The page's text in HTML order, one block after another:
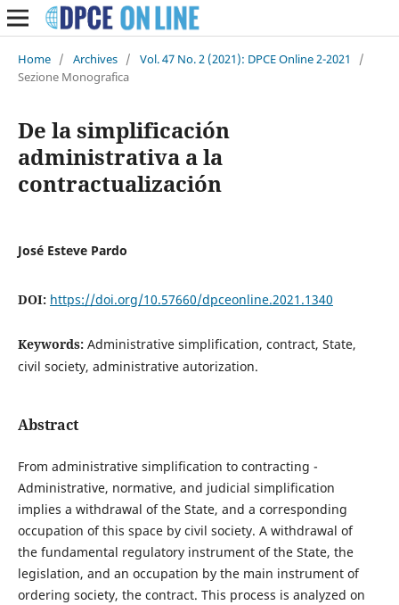
Home / Archives / Vol. 47 No. 2 (2021): DPCE Online 2-2021
/
Sezione Monografica
De la simplificación
administrativa a la
contractualización
José Esteve Pardo
DOI: https://doi.org/10.57660/dpceonline.2021.1340
Keywords: Administrative simplification, contract, State,
civil society, administrative autorization.
Abstract
From administrative simplification to contracting -
Administrative, normative, and judicial simplification
implies a withdrawal of the State, and a corresponding
occupation of this space by civil society. A withdrawal of
the fundamental regulatory instrument of the State, the
legislation, and an occupation by the main instrument of
ordering society, the contract. This process is analyzed on